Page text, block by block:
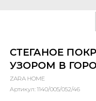
СТЕГАНОЕ
УЗОРОМ В
ZARA HOME
Артикул: 1140/005/052/46